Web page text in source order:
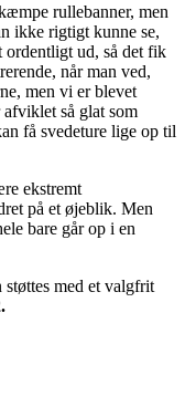
rullebanner, men
ikke rigtigt kunne se,
ordentligt ud, så det fik
når man ved,
men vi er blevet
så glat som
få svedeture lige op til
ekstremt
på et øjeblik. Men
bare går op i en
støttes med et valgfrit